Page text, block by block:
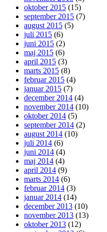
oktober 2015 (15)
september 2015 (7)
august 2015 (5)
juli 2015 (6)
juni 2015 (2)
maj 2015 (6)
april 2015 (3)
marts 2015 (8)
februar 2015 (4)
januar 2015 (7)
december 2014 (4)
november 2014 (10)
oktober 2014 (5)
september 2014 (2)
august 2014 (10)
juli 2014 (6)
juni 2014 (4)
maj 2014 (4)
april 2014 (9)
marts 2014 (6)
februar 2014 (3)
januar 2014 (14)
december 2013 (10)
november 2013 (13)
oktober 2013 (12)